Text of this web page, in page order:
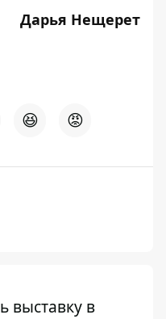
Дарья Нещерет
😆 😡
выставку в